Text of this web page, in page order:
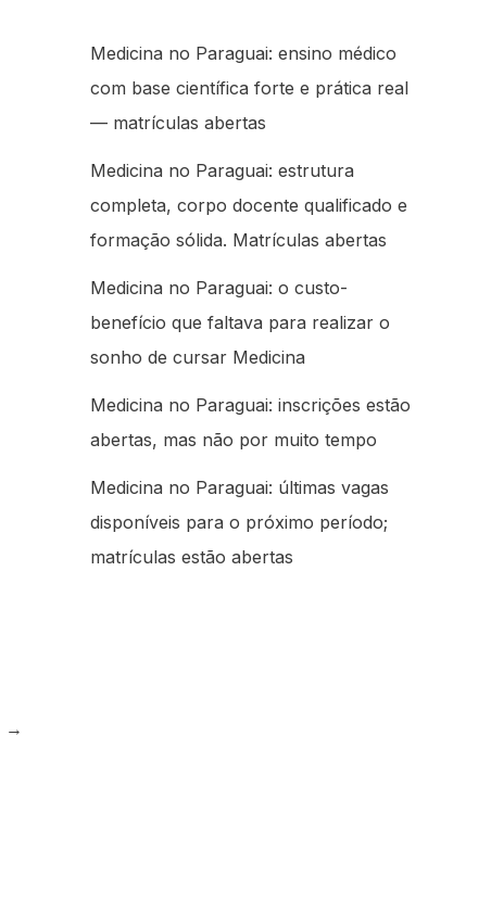
→
Medicina no Paraguai: ensino médico
com base científica forte e prática real
— matrículas abertas
Medicina no Paraguai: estrutura
completa, corpo docente qualificado e
formação sólida. Matrículas abertas
Medicina no Paraguai: o custo-
benefício que faltava para realizar o
sonho de cursar Medicina
Medicina no Paraguai: inscrições estão
abertas, mas não por muito tempo
Medicina no Paraguai: últimas vagas
disponíveis para o próximo período;
matrículas estão abertas